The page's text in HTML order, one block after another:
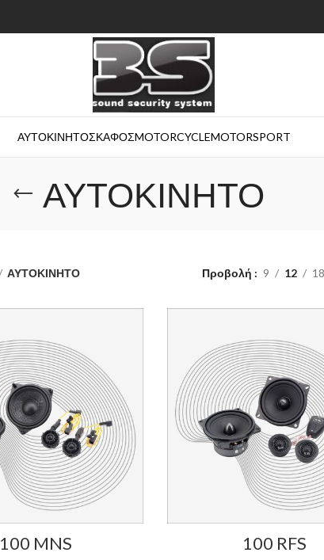
ΑΥΤΟΚΙΝΗΤΟΣΚΑΦΟΣMOTORCYCLEMOTORSPORT
ΑΥΤΟΚΙΝΗΤΟ
ΑΥΤΟΚΙΝΗΤΟ Προβολή 9 12 18
100 MNS 100 RFS